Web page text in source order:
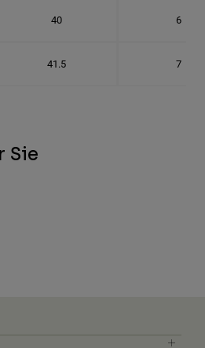
40 6
41.5 7
Sie